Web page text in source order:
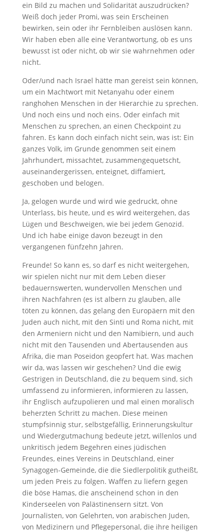
ein Bild zu machen und Solidarität auszudrücken?
Weiß doch jeder Promi, was sein Erscheinen
bewirken, sein oder ihr Fernbleiben auslösen kann.
Wir haben eben alle eine Verantwortung, ob es uns
bewusst ist oder nicht, ob wir sie wahrnehmen oder
nicht.
Oder/und nach Israel hätte man gereist sein können,
um ein Machtwort mit Netanyahu oder einem
ranghohen Menschen in der Hierarchie zu sprechen.
Und noch eins und noch eins. Oder einfach mit
Menschen zu sprechen, an einen Checkpoint zu
fahren. Es kann doch einfach nicht sein, was ist: Ein
ganzes Volk, im Grunde genommen seit einem
Jahrhundert, missachtet, zusammengequetscht,
auseinandergerissen, enteignet, diffamiert,
geschoben und belogen.
Ja, gelogen wurde und wird wie gedruckt, ohne
Unterlass, bis heute, und es wird weitergehen, das
Lügen und Beschweigen, wie bei jedem Genozid.
Und ich habe einige davon bezeugt in den
vergangenen fünfzehn Jahren.
Freunde! So kann es, so darf es nicht weitergehen,
wir spielen nicht nur mit dem Leben dieser
bedauernswerten, wundervollen Menschen und
ihren Nachfahren (es ist albern zu glauben, alle
töten zu können, das gelang den Europäern mit den
Juden auch nicht, mit den Sinti und Roma nicht, mit
den Armeniern nicht und den Namibiern, und auch
nicht mit den Tausenden und Abertausenden aus
Afrika, die man Poseidon geopfert hat. Was machen
wir da, was lassen wir geschehen? Und die ewig
Gestrigen in Deutschland, die zu bequem sind, sich
umfassend zu informieren, informieren zu lassen,
ihr Englisch aufzupolieren und mal einen moralisch
beherzten Schritt zu machen. Diese meinen
stumpfsinnig stur, selbstgefällig, Erinnerungskultur
und Wiedergutmachung bedeute jetzt, willenlos und
unkritisch jedem Begehren eines jüdischen
Freundes, eines Vereins in Deutschland, einer
Synagogen-Gemeinde, die die Siedlerpolitik gutheißt,
um jeden Preis zu folgen. Waffen zu liefern gegen
die böse Hamas, die anscheinend schon in den
Kinderseelen von Palästinensern sitzt. Von
Journalisten, von Gelehrten, von arabischen Juden,
von Medizinern und Pflegepersonal, die ihre heiligen